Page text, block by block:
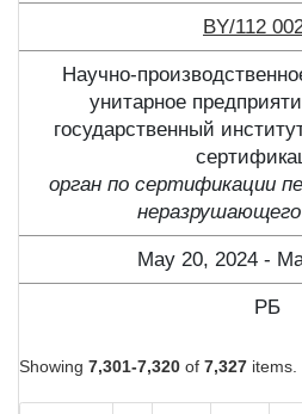
BY/112
Научно-
унитарное
государственный
орган по сертификации
May 20, 2024 -
РБ
Showing 7,301-7,320 of 7,327 items.